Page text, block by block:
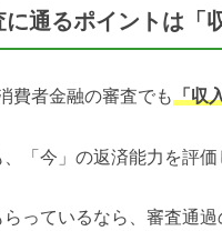
通るポイントは「
費者金融の審査でも「収
「今」の返済能力を評価
っているなら、審査通過